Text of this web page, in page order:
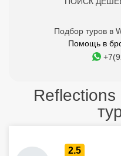
Подбор туров в
Помощь в
2.5